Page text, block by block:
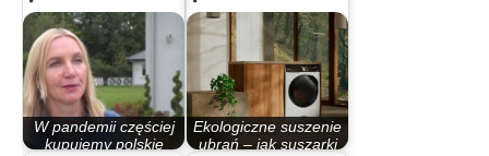
W pandemii częściej
kupujemy polskie
Ekologiczne suszenie
ubrań – jak suszarki